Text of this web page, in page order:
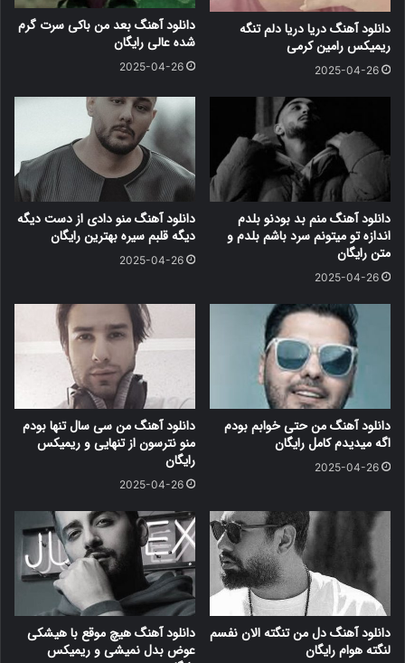
دانلود آهنگ دریا دریا دلم تنگه
ریمیکس رامین کرمی
2025-04-26
دانلود آهنگ بعد من باکی سرت گرم
شده عالی رایگان
2025-04-26
دانلود آهنگ منم بد بودنو بلدم
اندازه تو میتونم سرد باشم بلدم و
متن رایگان
2025-04-26
دانلود آهنگ منو دادی از دست دیگه
دیگه قلبم سیره بهترین رایگان
2025-04-26
دانلود آهنگ من حتی خوابم بودم
اگه میدیدم کامل رایگان
2025-04-26
دانلود آهنگ من سی سال تنها بودم
منو نترسون از تنهایی و ریمیکس
رایگان
2025-04-26
دانلود آهنگ دل من تنگته الان نفسم
لنگته هوام رایگان
دانلود آهنگ هیچ موقع با هیشکی
عوض بدل نمیشی و ریمیکس